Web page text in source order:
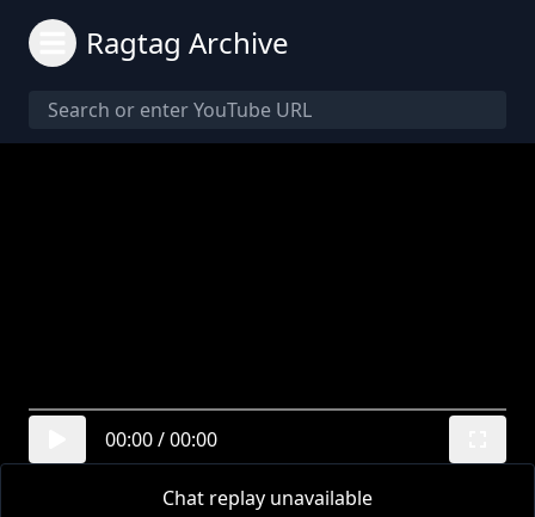
Ragtag Archive
00:00/00:00
Chat replay unavailable